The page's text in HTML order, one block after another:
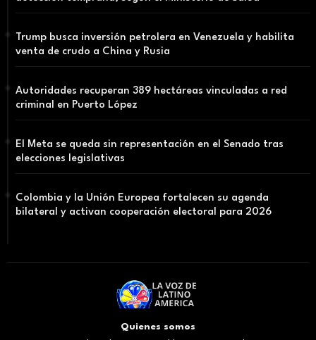
Trump busca inversión petrolera en Venezuela y habilita
venta de crudo a China y Rusia
Autoridades recuperan 389 hectáreas vinculadas a red
criminal en Puerto López
El Meta se queda sin representación en el Senado tras
elecciones legislativas
Colombia y la Unión Europea fortalecen su agenda
bilateral y activan cooperación electoral para 2026
Quienes somos